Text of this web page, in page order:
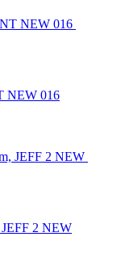
NEW 016
JEFF 2 NEW